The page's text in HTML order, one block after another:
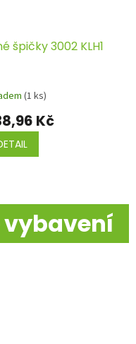
špičky 3002 KLH1
(1 ks)
Kč